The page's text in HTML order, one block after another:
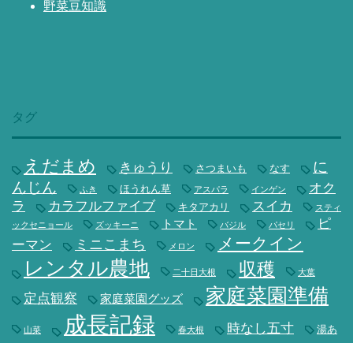
野菜豆知識
タグ
えだまめ きゅうり さつまいも なす
に
んじん
ふき ほうれん草 アスパラ インゲン
オク
ラ
カラフルファイブ キタアカリ スイカ
スティ
ックセニョール
ズッキーニ トマト バジル パセリ
ピ
ーマン
ミニこまち メロン メークイン
レンタル農地 二十日大根 収穫 大葉
定点観察 家庭菜園グッズ 家庭菜園準備
山菜 成長記録 春大根 時なし五寸 湯あ